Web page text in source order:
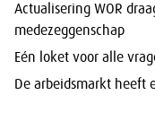
Actualisering WOR
medezeggenschap
Eén loket voor alle
De arbeidsmarkt heeft